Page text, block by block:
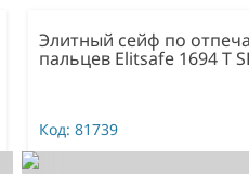
Элитный сейф по
пальцев Elitsafe 1694 T
Код: 81739